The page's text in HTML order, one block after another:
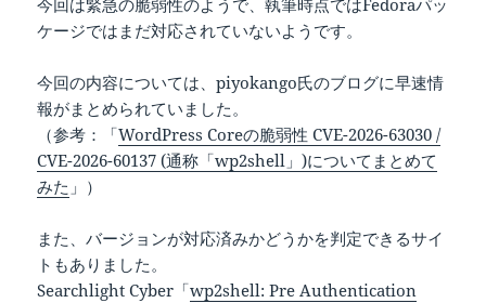
今回は緊急の脆弱性のようで、執筆時点ではFedoraパッ
ケージではまだ対応されていないようです。
今回の内容については、piyokango氏のブログに早速情
報がまとめられていました。
（参考：「WordPress Coreの脆弱性 CVE-2026-63030 /
CVE-2026-60137 (通称「wp2shell」)についてまとめて
みた 」）
また、バージョンが対応済みかどうかを判定できるサイ
トもありました。
Searchlight Cyber「wp2shell: Pre Authentication